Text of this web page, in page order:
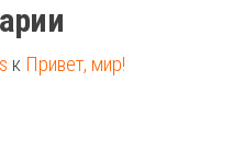
к Привет, мир!